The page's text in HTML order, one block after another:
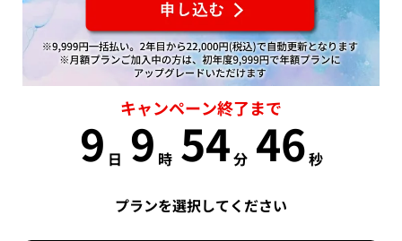
キャンペーン終了まで
9 日 9 時 54分 45秒
プランを選択してください